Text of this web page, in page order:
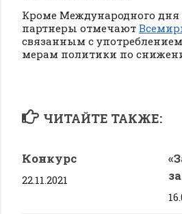
Кроме Международного дня
партнеры отмечают
связанным с
мерам политики по
ЧИТАЙТЕ ТАКЖЕ:
Конкурс
22.11.2021